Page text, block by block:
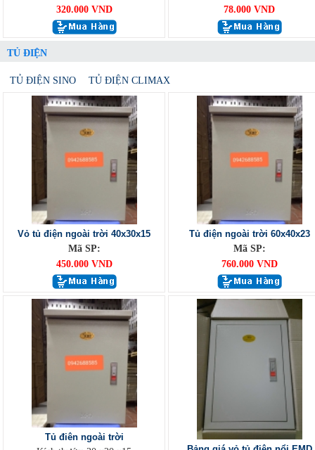
320.000 VND
78.000 VND
TỦ ĐIỆN
TỦ ĐIỆN SINO TỦ ĐIỆN CLIMAX
Vỏ tủ điện ngoài trời 40x30x15
Mã SP:
450.000 VND
Tủ điện ngoài trời 60x40x23
Mã SP:
760.000 VND
Tủ điên ngoài trời